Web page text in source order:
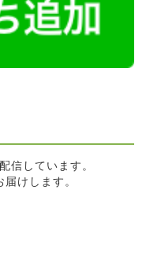
信しています。
けします。